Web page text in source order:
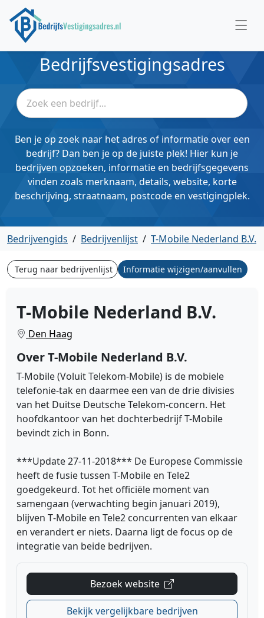
Bedrijfsvestigingsadres
Ben je op zoek naar het adres of informatie over een
bedrijf? Dan ben je op de juiste plek! Hier kun je
bedrijven opzoeken, informatie en bedrijfsgegevens
vinden zoals merknaam, details, website, korte
beschrijving, straatnaam, postcode en vestigingplek.
Bedrijvengids / Bedrijvenlijst / T-Mobile Nederland B.V.
Terug naar bedrijvenlijst Informatie wijzigen/aanvullen
T-Mobile Nederland B.V.
Den Haag
Over T-Mobile Nederland B.V.
T-Mobile(Voluit Telekom-Mobile) is de mobiele
telefonie-tak en daarmee een van de drie divisies
van het Duitse Deutsche Telekom-concern. Het
hoofdkantoor van het dochterbedrijf T-Mobile
bevindt zich in Bonn.
***Update 27-11-2018*** De Europese Commissie
heeft de fusie tussen T-Mobile en Tele2
goedgekeurd. Tot het officiële moment van
samengaan (verwachting begin januari 2019),
blijven T‑Mobile en Tele2 concurrenten van elkaar
en verandert er niets. Daarna ligt de focus op de
integratie van beide bedrijven.
Bezoek website
Bekijk vergelijkbare bedrijven